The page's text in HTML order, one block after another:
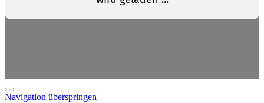
Navigation überspringen